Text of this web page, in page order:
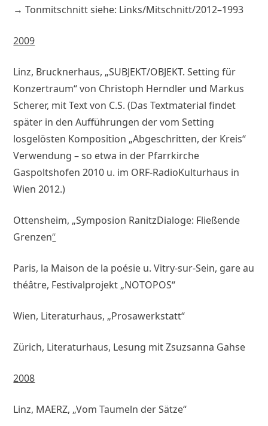
→ Tonmitschnitt siehe: Links/Mitschnitt/2012–1993
2009
Linz, Brucknerhaus, „SUBJEKT/OBJEKT. Setting für
Konzertraum“ von Christoph Herndler und Markus
Scherer, mit Text von C.S. (Das Textmaterial findet
später in den Aufführungen der vom Setting
losgelösten Komposition „Abgeschritten, der Kreis“
Verwendung – so etwa in der Pfarrkirche
Gaspoltshofen 2010 u. im ORF-RadioKulturhaus in
Wien 2012.)
Ottensheim, „Symposion RanitzDialoge: Fließende
Grenzen“
Paris, la Maison de la poésie u. Vitry-sur-Sein, gare au
théâtre, Festivalprojekt „NOTOPOS“
Wien, Literaturhaus, „Prosawerkstatt“
Zürich, Literaturhaus, Lesung mit Zsuzsanna Gahse
2008
Linz, MAERZ, „Vom Taumeln der Sätze“